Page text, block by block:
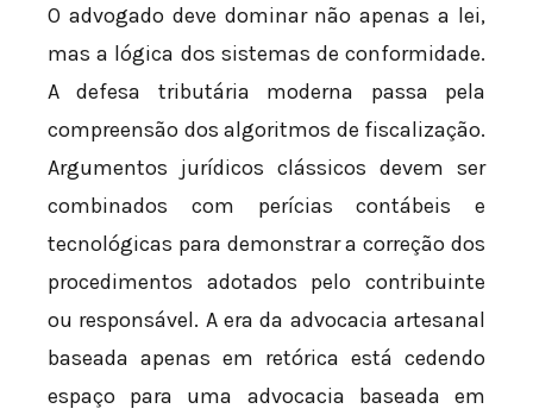
O advogado deve dominar não apenas a lei,
mas a lógica dos sistemas de conformidade.
A defesa tributária moderna passa pela
compreensão dos algoritmos de fiscalização.
Argumentos jurídicos clássicos devem ser
combinados com perícias contábeis e
tecnológicas para demonstrar a correção dos
procedimentos adotados pelo contribuinte
ou responsável. A era da advocacia artesanal
baseada apenas em retórica está cedendo
espaço para uma advocacia baseada em